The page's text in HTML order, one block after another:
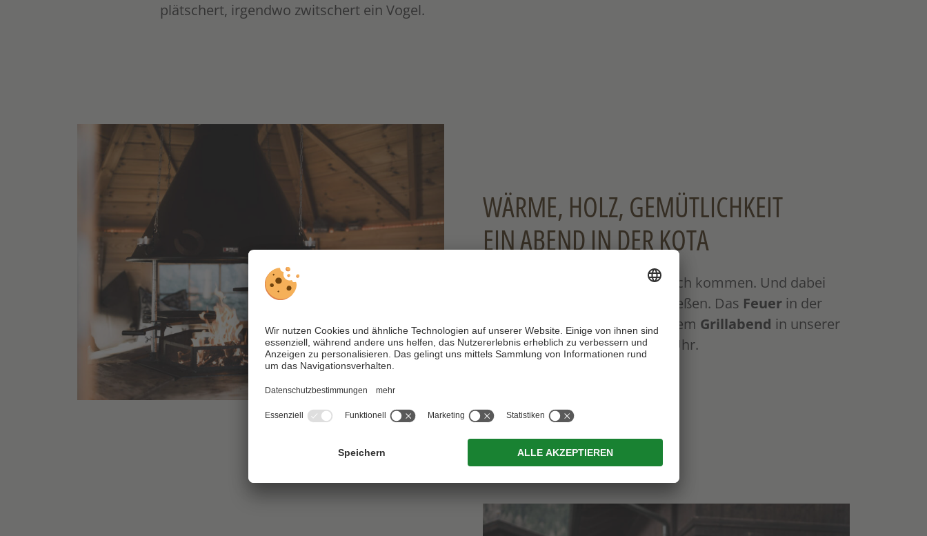
plätschert, irgendwo zwitschert ein Vogel.
WÄRME, HOLZ, GEMÜTLICHKEIT
EIN ABEND IN DER KOTA
, ins Gespräch kommen. Und dabei
genießen. Das Feuer in der
Mitte, alle drumherum. Bei einem Grillabend in unserer
Kotaschaut niemand auf die Uhr.